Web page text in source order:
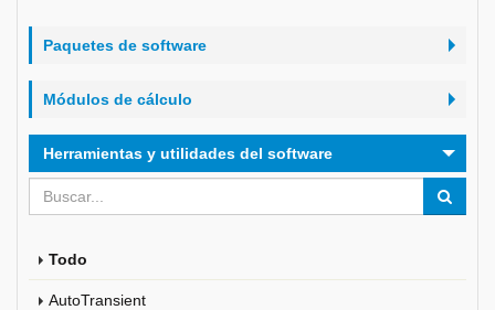
Paquetes de software
Módulos de cálculo
Herramientas y utilidades del software
Todo
AutoTransient